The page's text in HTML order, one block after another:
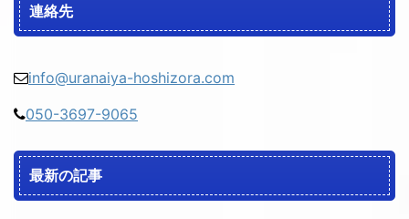
連絡先
info@uranaiya-hoshizora.com
050-3697-9065
最新の記事